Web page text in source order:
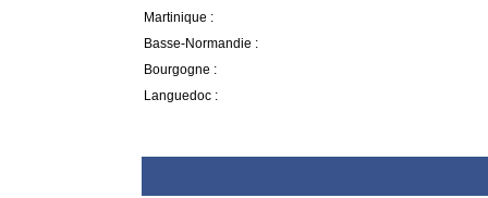
Martinique :
Basse-Normandie :
Bourgogne :
Languedoc :